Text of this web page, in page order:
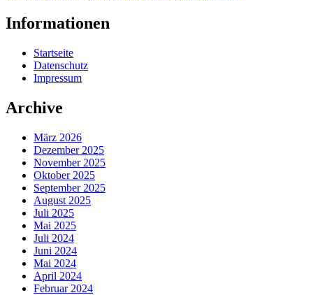
Informationen
Startseite
Datenschutz
Impressum
Archive
März 2026
Dezember 2025
November 2025
Oktober 2025
September 2025
August 2025
Juli 2025
Mai 2025
Juli 2024
Juni 2024
Mai 2024
April 2024
Februar 2024